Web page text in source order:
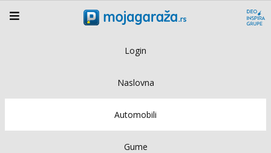
Login
Naslovna
Automobili
Gume